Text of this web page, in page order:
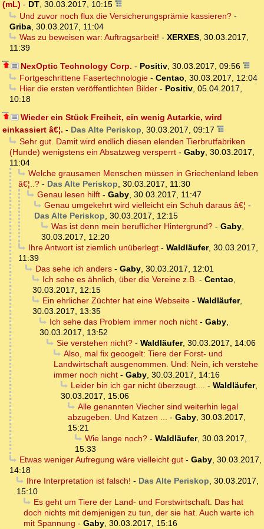
(mL) - DT, 30.03.2017, 10:15
Und zuvor noch flux die Versicherungsprämie kassieren?-
Griba, 30.03.2017, 11:04
Was zu beweisen war: Auftragsarbeit! - XERXES, 30.03.2017,
11:39
NexOptic Technology Corp. - Positiv, 30.03.2017, 09:56
Fortgeschrittene Fasertechnologie- Centao, 30.03.2017, 12:04
Hier die ersten veröffentlichten Bilder- Positiv, 05.04.2017,
10:18
Wieder ein Stück Freiheit, ein wenig Autarkie, wird
einkassiert â€¦. - Das Alte Periskop, 30.03.2017, 09:17
Sehr gut. Damit wird endlich diesen elenden Tierbrutfabriken
(Hunde) wenigstens ein Absatzweg versperrt - Gaby, 30.03.2017,
11:04
Welche grausamen Menschen müssen in Griechenland leben
â€¦..? - Das Alte Periskop, 30.03.2017, 11:30
Genau lesen hilft- Gaby, 30.03.2017, 11:47
Genau umgekehrt wird vielleicht ein Schuh daraus â€¦ -
Das Alte Periskop, 30.03.2017, 12:15
Was ist denn mein beruflicher Hintergrund?- Gaby,
30.03.2017, 12:20
Ihre Antwort ist ziemlich unüberlegt- Waldläufer, 30.03.2017,
11:39
Das sehe ich anders- Gaby, 30.03.2017, 12:01
Ich sehe es ähnlich, über die Vereine z.B. - Centao,
30.03.2017, 12:15
Ein ehrlicher Züchter hat eine Webseite- Waldläufer,
30.03.2017, 13:35
Ich sehe das Problem immer noch nicht- Gaby,
30.03.2017, 13:52
Sie verstehen nicht?- Waldläufer, 30.03.2017, 14:06
Also, mal fix geoogelt: Tiere der Forst- und
Landwirtschaft ausgenommen. Und: Nein, ich verstehe
immer noch nicht - Gaby, 30.03.2017, 14:16
Leider bin ich gar nicht überzeugt.... - Waldläufer,
30.03.2017, 15:06
Alle genannten Viecher sind weiterhin legal
abzugeben. Und Katzen ... - Gaby, 30.03.2017,
15:21
Wie lange noch?- Waldläufer, 30.03.2017,
15:33
Etwas weniger Aufregung wäre vielleicht gut- Gaby, 30.03.2017,
14:18
Ihre Interpretation ist falsch! - Das Alte Periskop, 30.03.2017,
15:10
Es geht um Tiere der Land- und Forstwirtschaft. Das hat
doch nichts mit demjenigen zu tun, der sie hat. Auch warte ich
mit Spannung - Gaby, 30.03.2017, 15:16